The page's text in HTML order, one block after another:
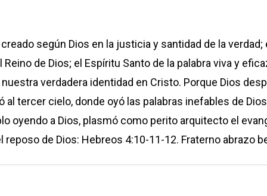
según Dios en la justicia y santidad de la
de Dios; el Espíritu Santo de la palabra viva y
verdadera identidad en Cristo. Porque Dios
al tercer cielo, donde oyó las palabras inefables de
oyendo a Dios, plasmó como perito arquitecto el
reposo de Dios: Hebreos 4:10-11-12. Fraterno abrazo